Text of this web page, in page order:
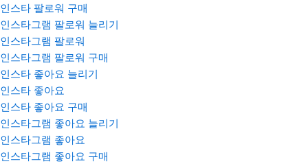
인스타 팔로워 구매
인스타그램 팔로워 늘리기
인스타그램 팔로워
인스타그램 팔로워 구매
인스타 좋아요 늘리기
인스타 좋아요
인스타 좋아요 구매
인스타그램 좋아요 늘리기
인스타그램 좋아요
인스타그램 좋아요 구매